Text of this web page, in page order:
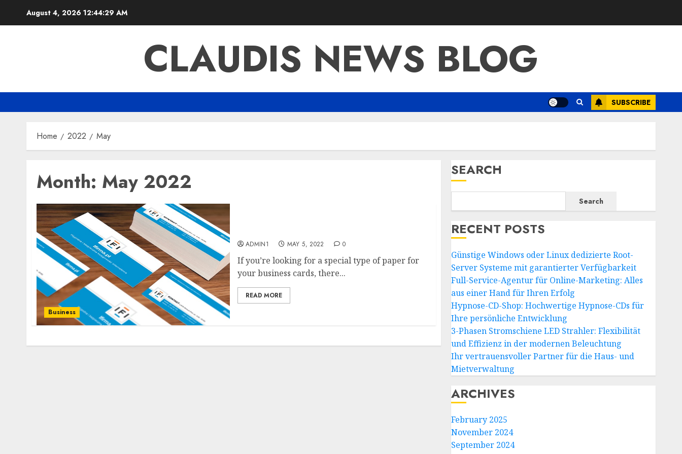
August 4, 2026 12:44:30 AM
CLAUDIS NEWS BLOG
SUBSCRIBE
Home 2022 May
Month: May 2022
Business
ADMIN1 MAY 5, 2022 0
If you’re looking for a special type of paper for
your business cards, there...
READ MORE
SEARCH
Search
RECENT POSTS
Günstige Windows oder Linux dedizierte Root-
Server Systeme mit garantierter Verfügbarkeit
Full-Service-Agentur für Online-Marketing: Alles
aus einer Hand für Ihren Erfolg
Hypnose-CD-Shop: Hochwertige Hypnose-CDs für
Ihre persönliche Entwicklung
3-Phasen Stromschiene LED Strahler: Flexibilität
und Effizienz in der modernen Beleuchtung
Ihr vertrauensvoller Partner für die Haus- und
Mietverwaltung
ARCHIVES
February 2025
November 2024
September 2024